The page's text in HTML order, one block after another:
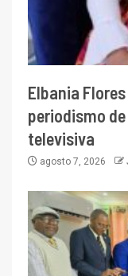
Elbania
periodismo
televisiva
agosto 7, 2026